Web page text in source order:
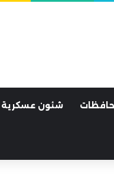
شئون عسكرية